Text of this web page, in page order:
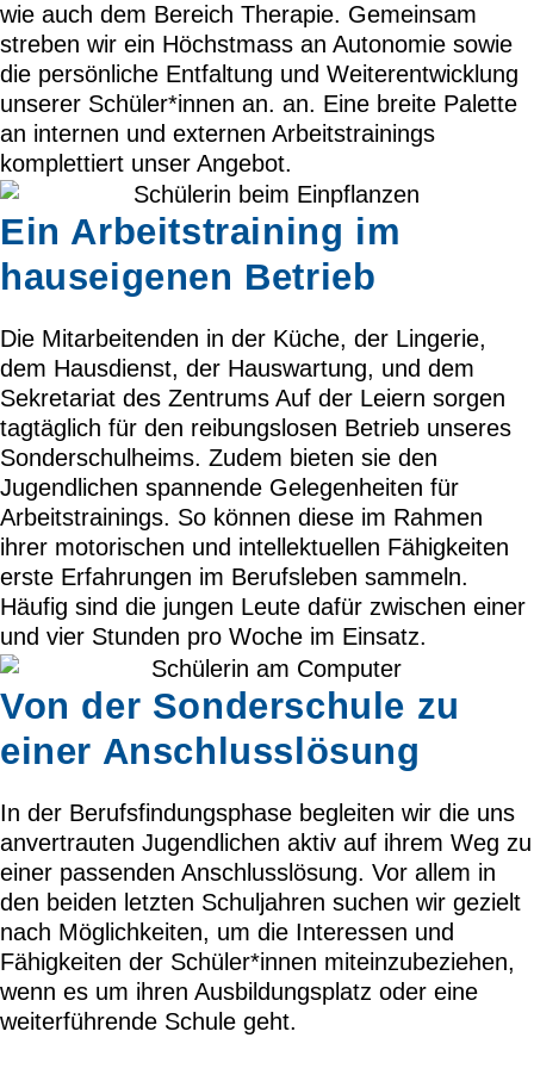
wie auch dem Bereich Therapie. Gemeinsam
streben wir ein Höchstmass an Autonomie sowie
die persönliche Entfaltung und Weiterentwicklung
unserer Schüler*innen an. an. Eine breite Palette
an internen und externen Arbeitstrainings
komplettiert unser Angebot.
Ein Arbeitstraining im
hauseigenen Betrieb
Die Mitarbeitenden in der Küche, der Lingerie,
dem Hausdienst, der Hauswartung, und dem
Sekretariat des Zentrums Auf der Leiern sorgen
tagtäglich für den reibungslosen Betrieb unseres
Sonderschulheims. Zudem bieten sie den
Jugendlichen spannende Gelegenheiten für
Arbeitstrainings. So können diese im Rahmen
ihrer motorischen und intellektuellen Fähigkeiten
erste Erfahrungen im Berufsleben sammeln.
Häufig sind die jungen Leute dafür zwischen einer
und vier Stunden pro Woche im Einsatz.
Von der Sonderschule zu
einer Anschlusslösung
In der Berufsfindungsphase begleiten wir die uns
anvertrauten Jugendlichen aktiv auf ihrem Weg zu
einer passenden Anschlusslösung. Vor allem in
den beiden letzten Schuljahren suchen wir gezielt
nach Möglichkeiten, um die Interessen und
Fähigkeiten der Schüler*innen miteinzubeziehen,
wenn es um ihren Ausbildungsplatz oder eine
weiterführende Schule geht.